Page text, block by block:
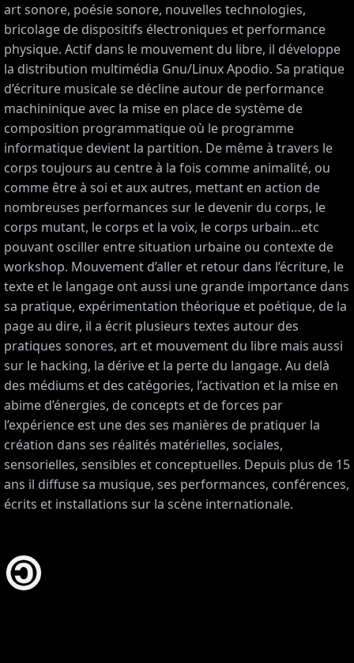
art sonore, poésie sonore, nouvelles technologies,
bricolage de dispositifs électroniques et performance
physique. Actif dans le mouvement du libre, il développe
la distribution multimédia Gnu/Linux Apodio. Sa pratique
d’écriture musicale se décline autour de performance
machininique avec la mise en place de système de
composition programmatique où le programme
informatique devient la partition. De même à travers le
corps toujours au centre à la fois comme animalité, ou
comme être à soi et aux autres, mettant en action de
nombreuses performances sur le devenir du corps, le
corps mutant, le corps et la voix, le corps urbain…etc
pouvant osciller entre situation urbaine ou contexte de
workshop. Mouvement d’aller et retour dans l’écriture, le
texte et le langage ont aussi une grande importance dans
sa pratique, expérimentation théorique et poétique, de la
page au dire, il a écrit plusieurs textes autour des
pratiques sonores, art et mouvement du libre mais aussi
sur le hacking, la dérive et la perte du langage. Au delà
des médiums et des catégories, l’activation et la mise en
abime d’énergies, de concepts et de forces par
l’expérience est une des ses manières de pratiquer la
création dans ses réalités matérielles, sociales,
sensorielles, sensibles et conceptuelles. Depuis plus de 15
ans il diffuse sa musique, ses performances, conférences,
écrits et installations sur la scène internationale.